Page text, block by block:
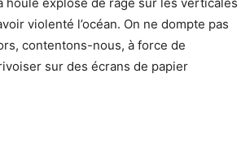
violenté l’océan. On ne dompte pas
contentons-nous, à force de
sur des écrans de papier